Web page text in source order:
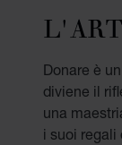
Donare è
diviene il
una
i suoi regali